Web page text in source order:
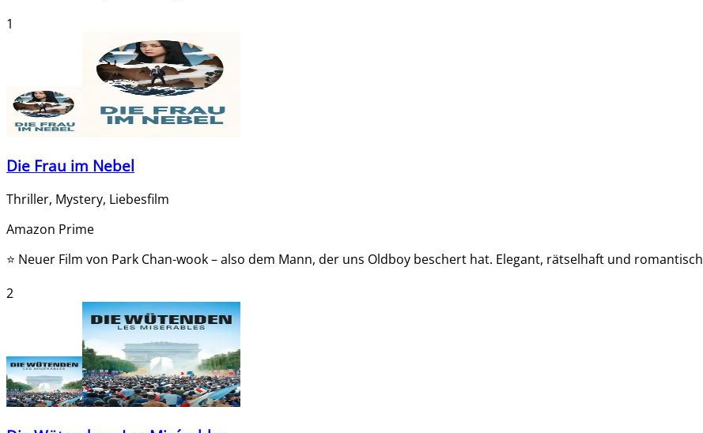
1
Die Frau im Nebel
Thriller, Mystery, Liebesfilm
Amazon Prime
⭐ Neuer Film von Park Chan-wook – also dem Mann, der uns Oldboy beschert hat. Elegant, rätselhaft und romantisch
2